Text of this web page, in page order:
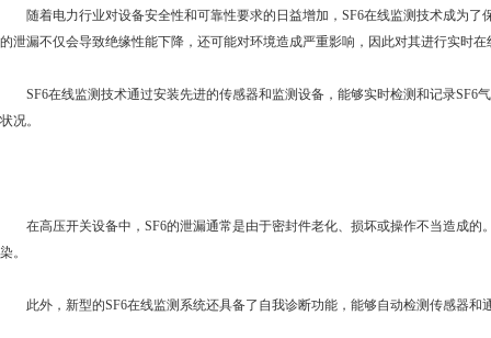
随着电力行业对设备安全性和可靠性要求的日益增加，SF6在线监测技术成为了
的泄漏不仅会导致绝缘性能下降，还可能对环境造成严重影响，因此对其进行实时
SF6在线监测技术通过安装先进的传感器和监测设备，能够实时检测和记录SF6
状况。
在高压开关设备中，SF6的泄漏通常是由于密封件老化、损坏或操作不当造成的
染。
此外，新型的SF6在线监测系统还具备了自我诊断功能，能够自动检测传感器和